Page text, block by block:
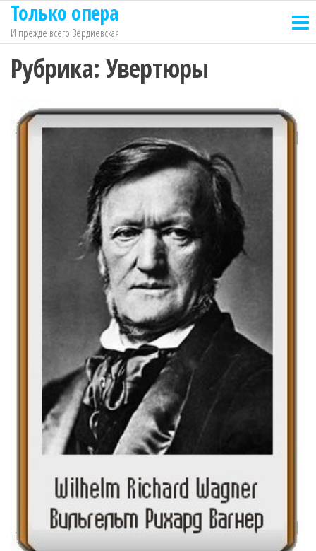
Перейти
содержимому
Только опера
И прежде всего Вердиевская
Рубрика: Увертюры